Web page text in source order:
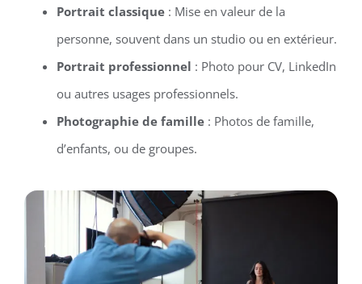
Portrait classique: Mise en valeur de la
personne, souvent dans un studio ou en extérieur.
Portrait professionnel : Photo pour CV, LinkedIn
ou autres usages professionnels.
Photographie de famille: Photos de famille,
d’enfants, ou de groupes.